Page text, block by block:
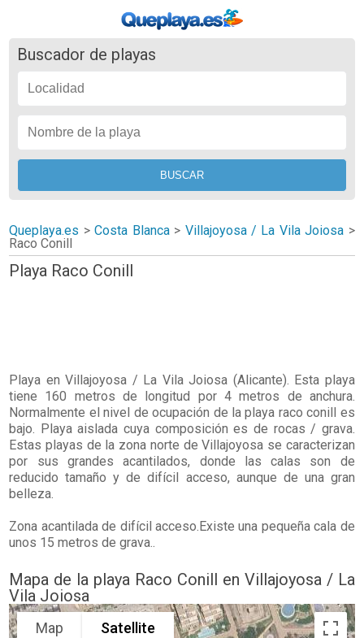
Buscador de playas
Queplaya.es >Costa Blanca> Villajoyosa / La Vila Joiosa >
Raco Conill
Playa Raco Conill
Playa enVillajoyosa / La Vila Joiosa (Alicante). Esta playa
tiene 160 metros de longitud por 4 metros de anchura.
Normalmente el nivel de ocupación de la playa raco conill es
bajo. Playa aislada cuya composición es de rocas / grava.
Estas playas de la zona norte de Villajoyosa se caracterizan
por sus grandes acantilados, donde las calas son de
reducido tamaño y de difícil acceso, aunque de una gran
belleza.
Zona acantilada de difícil acceso.Existe una pequeña cala de
unos 15 metros de grava..
Mapa de la playa Raco Conill en Villajoyosa / La
Vila Joiosa
Map Satellite